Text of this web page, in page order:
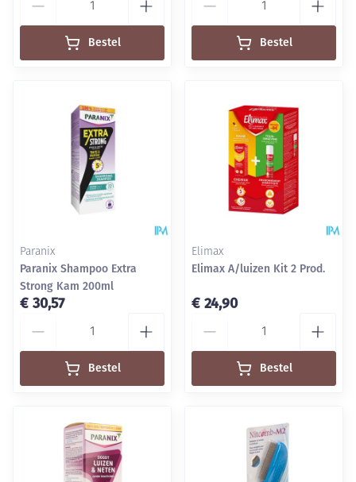
Bestel Bestel
Paranix
Paranix Shampoo Extra
Strong Kam 200ml
€ 30,57
Bestel
Elimax
Elimax A/luizen Kit 2 Prod.
€ 24,90
Bestel